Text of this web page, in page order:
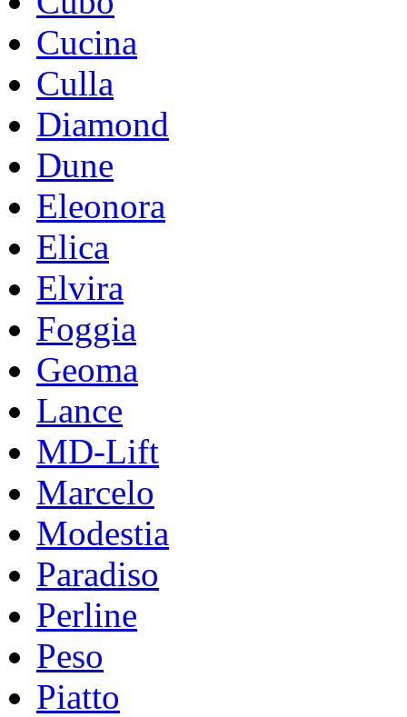
Cucina
Culla
Diamond
Dune
Eleonora
Elica
Elvira
Foggia
Geoma
Lance
MD-Lift
Marcelo
Modestia
Paradiso
Perline
Peso
Piatto